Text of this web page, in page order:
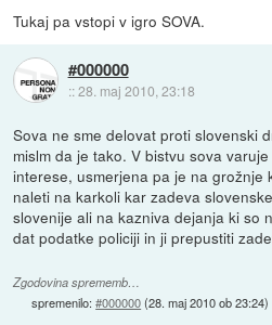
Tukaj pa vstopi v igro SOVA.
#000000
::28. maj 2010, 23:18
Sova ne sme delovat proti slovenski
mislm da je tako. V bistvu sova
interese, usmerjena pa je na grožnje
naleti na karkoli kar zadeva
slovenije ali na kazniva dejanja ki so
dat podatke policiji in ji prepustiti
Zgodovina sprememb…
spremenilo:#000000(28. maj 2010 ob 23:24)